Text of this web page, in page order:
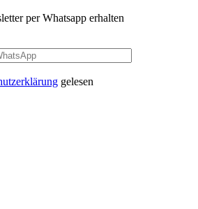
per Whatsapp erhalten
gelesen